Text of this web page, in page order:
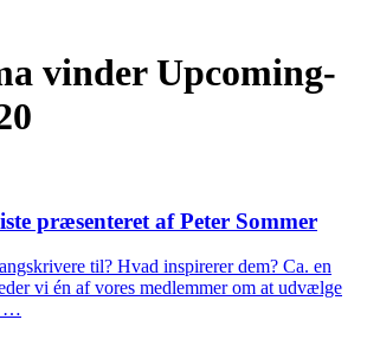
vinder Upcoming-
præsenteret af Peter Sommer
til? Hvad inspirerer dem? Ca. en
vi én af vores medlemmer om at udvælge
…